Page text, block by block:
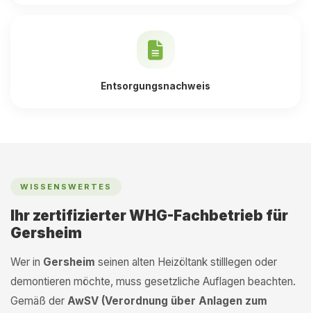
Entsorgungsnachweis
WISSENSWERTES
Ihr zertifizierter WHG-Fachbetrieb für
Gersheim
Wer in Gersheim seinen alten Heizöltank stilllegen oder
demontieren möchte, muss gesetzliche Auflagen beachten.
Gemäß der AwSV (Verordnung über Anlagen zum